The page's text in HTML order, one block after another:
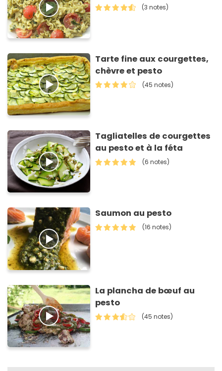
(3 notes)
Tarte fine aux courgettes,
chèvre et pesto
(45 notes)
Tagliatelles de courgettes
au pesto et à la féta
(6 notes)
Saumon au pesto
(16 notes)
La plancha de bœuf au
pesto
(45 notes)